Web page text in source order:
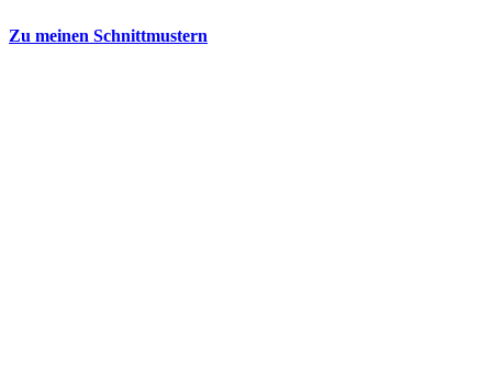
Zu meinen Schnittmustern